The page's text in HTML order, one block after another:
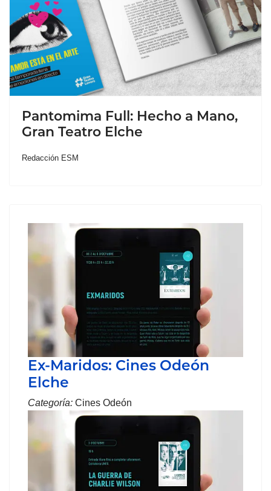
Pantomima Full: Hecho a Mano,
Gran Teatro Elche
Redacción ESM
Ex-Maridos: Cines Odeón
Elche
Categoría: Cines Odeón